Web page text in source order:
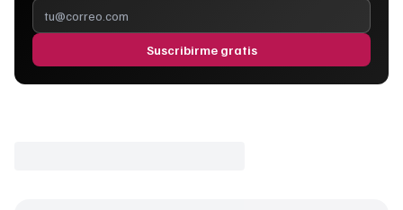
Suscribirme gratis